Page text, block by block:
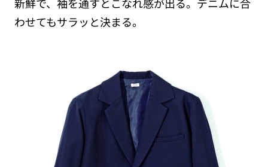
新鮮で、袖を通すとこなれ感が出る。デニムに合
わせてもサラッと決まる。